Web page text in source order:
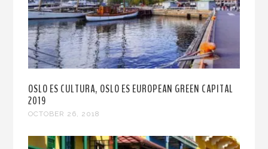
OSLO ES CULTURA, OSLO ES EUROPEAN GREEN CAPITAL
2019
OCTOBER 26, 2018